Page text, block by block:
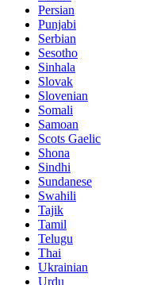
Persian
Punjabi
Serbian
Sesotho
Sinhala
Slovak
Slovenian
Somali
Samoan
Scots Gaelic
Shona
Sindhi
Sundanese
Swahili
Tajik
Tamil
Telugu
Thai
Ukrainian
Urdu